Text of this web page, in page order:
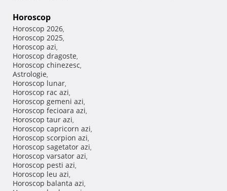
Horoscop
Horoscop 2026,
Horoscop 2025,
Horoscop azi,
Horoscop dragoste,
Horoscop chinezesc,
Astrologie,
Horoscop lunar,
Horoscop rac azi,
Horoscop gemeni azi,
Horoscop fecioara azi,
Horoscop taur azi,
Horoscop capricorn azi,
Horoscop scorpion azi,
Horoscop sagetator azi,
Horoscop varsator azi,
Horoscop pesti azi,
Horoscop leu azi,
Horoscop balanta azi,